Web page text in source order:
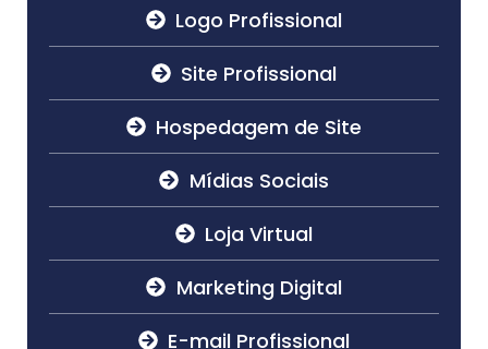
Logo Profissional
Site Profissional
Hospedagem de Site
Mídias Sociais
Loja Virtual
Marketing Digital
E-mail Profissional